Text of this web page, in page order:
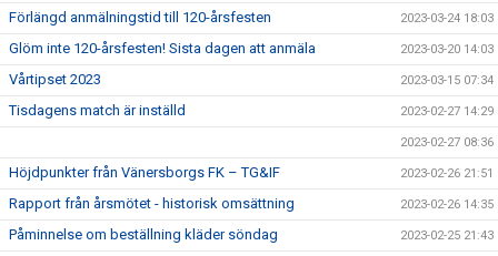
Förlängd anmälningstid till 120-årsfesten 2023-03-24 18:03
Glöm inte 120-årsfesten! Sista dagen att anmäla 2023-03-20 14:03
Vårtipset 2023 2023-03-15 07:34
Tisdagens match är inställd 2023-02-27 14:29
2023-02-27 08:36
Höjdpunkter från Vänersborgs FK – TG&IF 2023-02-26 21:51
Rapport från årsmötet - historisk omsättning 2023-02-26 14:35
Påminnelse om beställning kläder söndag 2023-02-25 21:43